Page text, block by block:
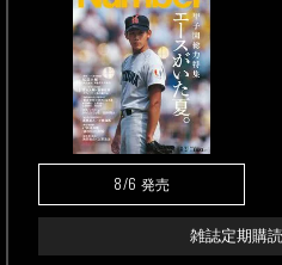
8/6 発売
雑誌定期購